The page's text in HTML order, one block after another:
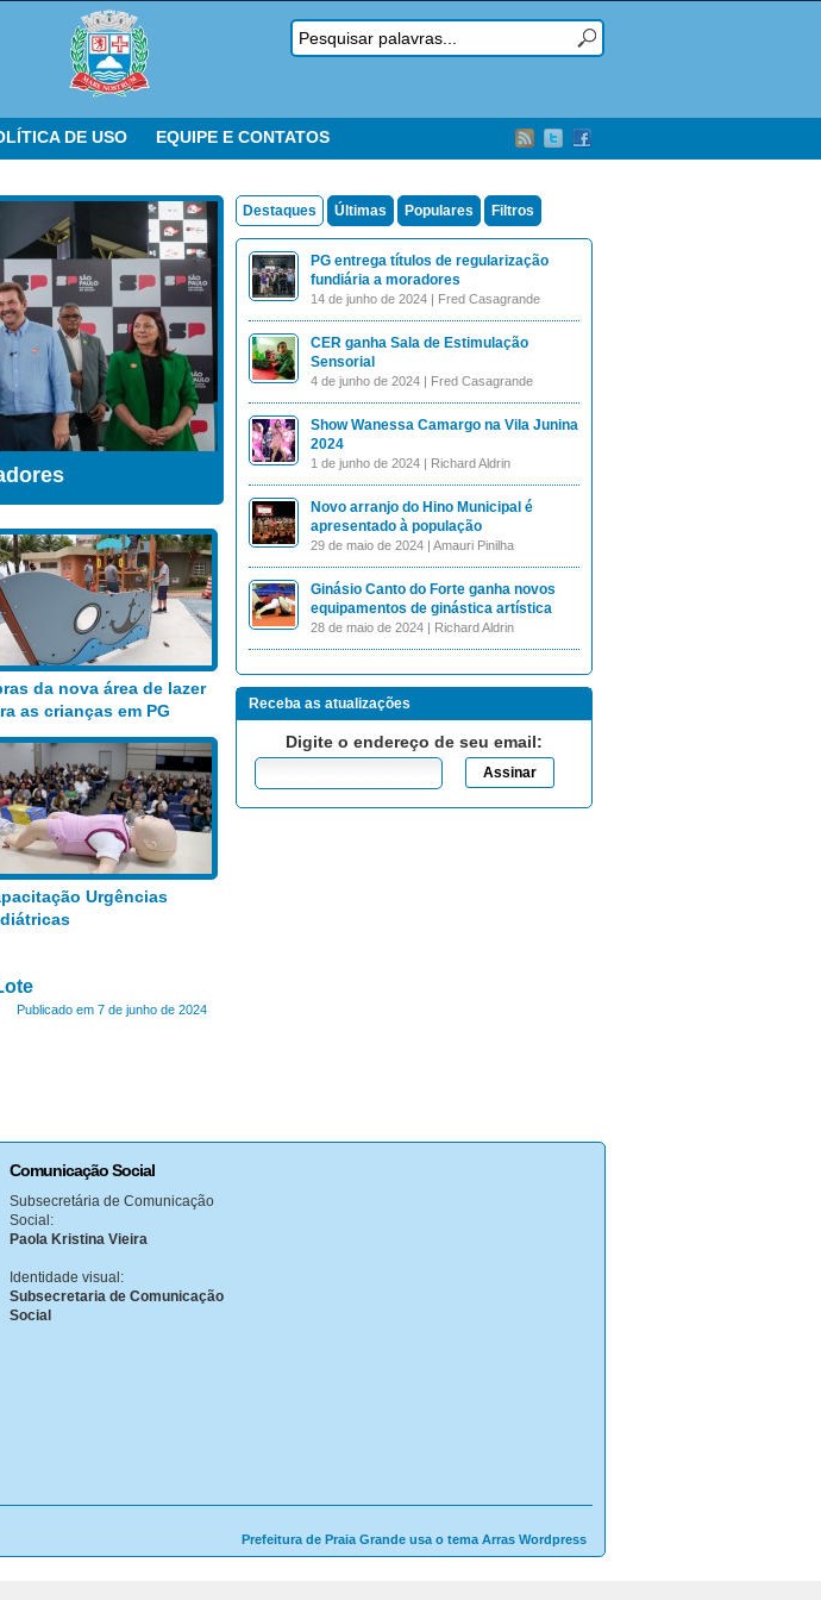
DE USO EQUIPE E CONTATOS
da nova área de lazer
as crianças em PG
Urgências
Publicado em 7 de junho de 2024
Destaques Últimas Populares Filtros
PG entrega títulos de regularização
fundiária a moradores
14 de junho de 2024 | Fred Casagrande
CER ganha Sala de Estimulação
Sensorial
4 de junho de 2024 | Fred Casagrande
Show Wanessa Camargo na Vila Junina
2024
1 de junho de 2024 | Richard Aldrin
Novo arranjo do Hino Municipal é
apresentado à população
29 de maio de 2024 | Amauri Pinilha
Ginásio Canto do Forte ganha novos
equipamentos de ginástica artística
28 de maio de 2024 | Richard Aldrin
Receba as atualizações
Digite o endereço de seu email:
Comunicação Social
Subsecretária de Comunicação
Social:
Paola Kristina Vieira
Identidade visual:
Subsecretaria de Comunicação
Social
Prefeitura de Praia Grande usa o tema Arras Wordpress